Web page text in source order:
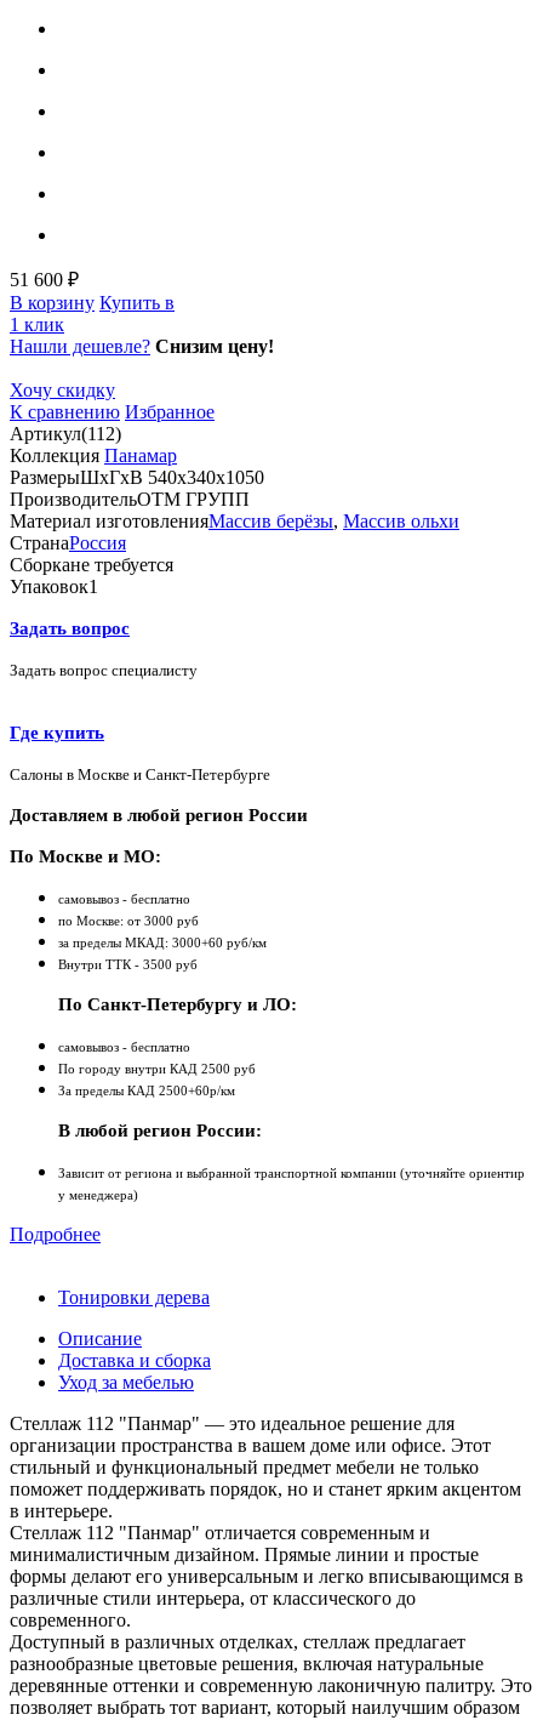
51 600 ₽
В корзину Купить в
1 клик
Нашли дешевле? Снизим цену!
Хочу скидку
К сравнению Избранное
Артикул(112)
Коллекция Панамар
РазмерыШхГхВ 540х340х1050
ПроизводительОТМ ГРУПП
Материал изготовленияМассив берёзы, Массив ольхи
СтранаРоссия
Сборкане требуется
Упаковок1
Задать вопрос
Задать вопрос специалисту
Где купить
Салоны в Москве и Санкт-Петербурге
Доставляем в любой регион России
По Москве и МО:
самовывоз - бесплатно
по Москве: от 3000 руб
за пределы МКАД: 3000+60 руб/км
Внутри ТТК - 3500 руб
По Санкт-Петербургу и ЛО:
самовывоз - бесплатно
По городу внутри КАД 2500 руб
За пределы КАД 2500+60р/км
В любой регион России:
Зависит от региона и выбранной транспортной компании (уточняйте ориентир
у менеджера)
Подробнее
Тонировки дерева
Описание
Доставка и сборка
Уход за мебелью
Стеллаж 112 "Панмар" — это идеальное решение для
организации пространства в вашем доме или офисе. Этот
стильный и функциональный предмет мебели не только
поможет поддерживать порядок, но и станет ярким акцентом
в интерьере.
Стеллаж 112 "Панмар" отличается современным и
минималистичным дизайном. Прямые линии и простые
формы делают его универсальным и легко вписывающимся в
различные стили интерьера, от классического до
современного.
Доступный в различных отделках, стеллаж предлагает
разнообразные цветовые решения, включая натуральные
деревянные оттенки и современную лаконичную палитру. Это
позволяет выбрать тот вариант, который наилучшим образом